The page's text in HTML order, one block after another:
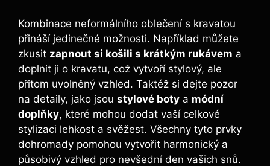
Kombinace neformálního oblečení s kravatou
přináší jedinečné možnosti. Například můžete
zkusit zapnout si košili s krátkým rukávem a
doplnit ji o kravatu, což vytvoří stylový, ale
přitom uvolněný vzhled. Taktéž si dejte pozor
na detaily, jako jsou stylové boty a módní
doplňky, které mohou dodat vaší celkové
stylizaci lehkost a svěžest. Všechny tyto prvky
dohromady pomohou vytvořit harmonický a
působivý vzhled pro nevšední den vašich snů.